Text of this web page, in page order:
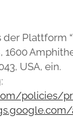
Plattform
1600
USA, ein.
policies/